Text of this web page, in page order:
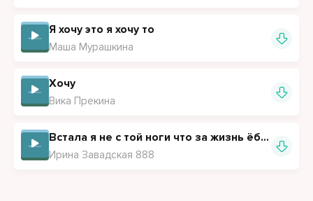
Я хочу это я хочу то
Маша Мурашкина
Хочу
Вика Прекина
Встала я не с той ноги что за жизнь ёб ти-ти-ти
Ирина Завадская 888